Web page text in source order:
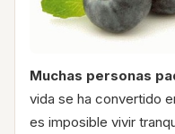
Muchas personas
vida se ha convertido
es imposible vivir